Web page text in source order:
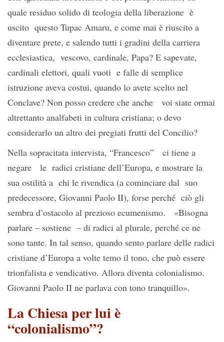
quale residuo solido di teologia della liberazione è
uscito questo Tupac Amaru, e come mai è riuscito a
diventare prete, e salendo tutti i gradini della carriera
ecclesiastica, vescovo, cardinale, Papa? E sapevate,
cardinali elettori, quali vuoti e falle di semplice
istruzione aveva costui, quando lo avete scelto nel
Conclave? Non posso credere che anche voi siate ormai
altrettanto analfabeti in cultura cristiana; o devo
considerarlo un altro dei pregiati frutti del Concilio?
Nella sopracitata intervista, “Francesco” ci tiene a
negare le radici cristiane dell’Europa, e mostrare la
sua ostilità a chi le rivendica (a cominciare dal suo
predecessore, Giovanni Paolo II), forse perché ciò gli
sembra d’ostacolo al prezioso ecumenismo. «Bisogna
parlare – sostiene – di radici al plurale, perché ce ne
sono tante. In tal senso, quando sento parlare delle radici
cristiane d’Europa a volte temo il tono, che può essere
trionfalista e vendicativo. Allora diventa colonialismo.
Giovanni Paolo II ne parlava con tono tranquillo».
La Chiesa per lui è
“colonialismo”?